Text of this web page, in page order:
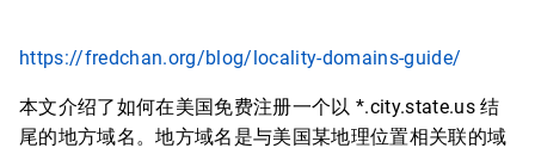
https://fredchan.org/blog/locality-domains-guide/
本文介绍了如何在美国免费注册一个以 *.city.state.us 结
尾的地方域名。地方域名是与美国某地理位置相关联的域